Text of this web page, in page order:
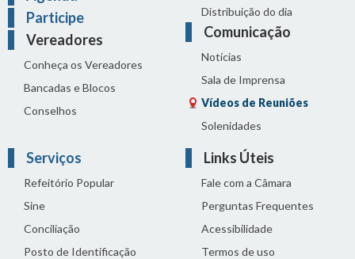
Participe
Vereadores
Conheça os Vereadores
Bancadas e Blocos
Conselhos
Distribuição do dia
Comunicação
Notícias
Sala de Imprensa
Vídeos de Reuniões
Solenidades
Serviços
Refeitório Popular
Sine
Conciliação
Posto de Identificação
Links Úteis
Fale com a Câmara
Perguntas Frequentes
Acessibilidade
Termos de uso